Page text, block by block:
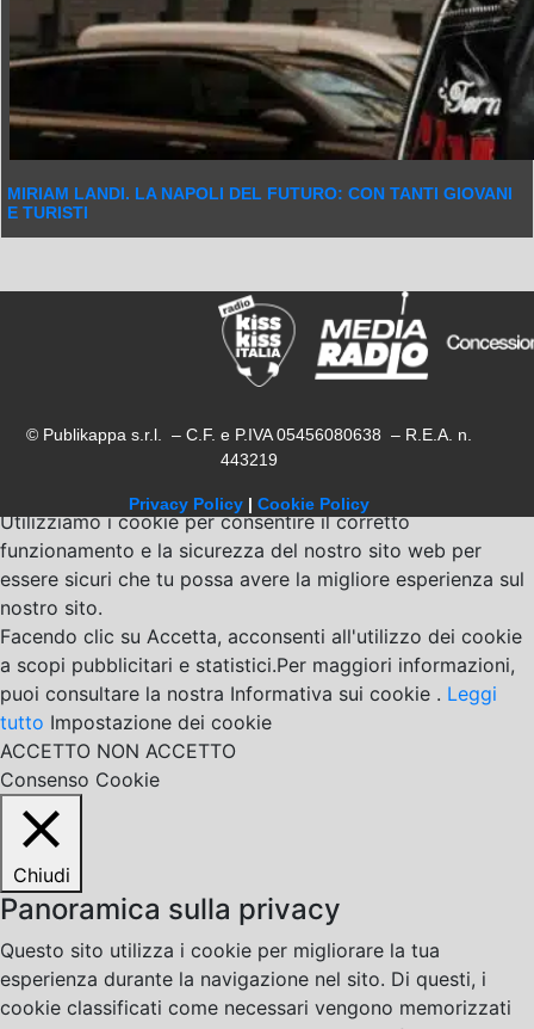
MIRIAM LANDI. LA NAPOLI DEL FUTURO: CON TANTI GIOVANI
E TURISTI
© Publikappa s.r.l. – C.F. e P.IVA 05456080638 – R.E.A. n.
443219
Privacy Policy | Cookie Policy
Utilizziamo i cookie per consentire il corretto
funzionamento e la sicurezza del nostro sito web per
essere sicuri che tu possa avere la migliore esperienza sul
nostro sito.
Facendo clic su Accetta, acconsenti all'utilizzo dei cookie
a scopi pubblicitari e statistici.Per maggiori informazioni,
puoi consultare la nostra Informativa sui cookie . Leggi
tutto Impostazione dei cookie
ACCETTO NON ACCETTO
Consenso Cookie
Chiudi
Panoramica sulla privacy
Questo sito utilizza i cookie per migliorare la tua
esperienza durante la navigazione nel sito. Di questi, i
cookie classificati come necessari vengono memorizzati